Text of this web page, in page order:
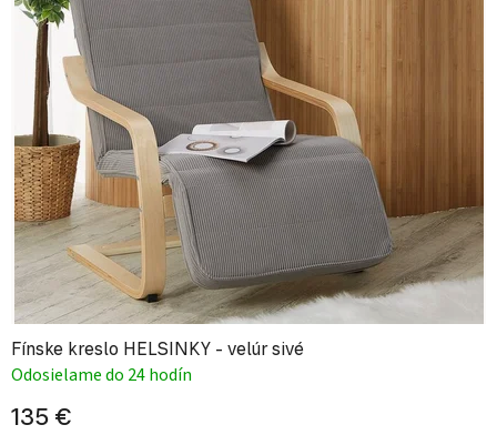
Fínske kreslo HELSINKY - velúr sivé
Odosielame do 24 hodín
135 €